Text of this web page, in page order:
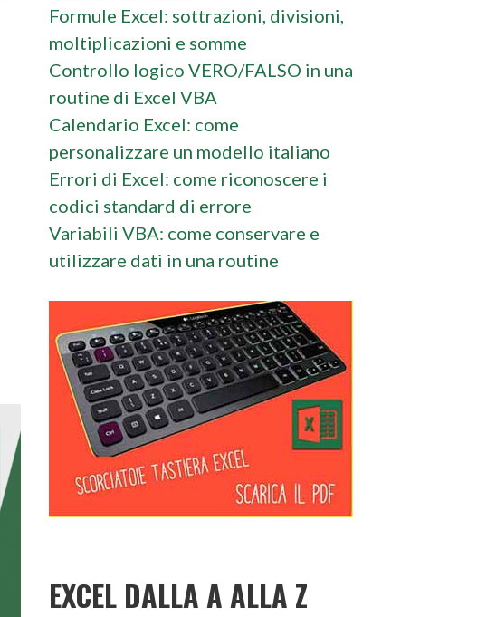
Formule Excel: sottrazioni, divisioni,
moltiplicazioni e somme
Controllo logico VERO/FALSO in una
routine di Excel VBA
Calendario Excel: come
personalizzare un modello italiano
Errori di Excel: come riconoscere i
codici standard di errore
Variabili VBA: come conservare e
utilizzare dati in una routine
EXCEL DALLA A ALLA Z